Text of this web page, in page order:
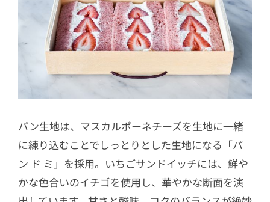
パン生地は、マスカルポーネチーズを生地に一緒
に練り込むことでしっとりとした生地になる「パ
ン ド ミ」を採用。いちごサンドイッチには、鮮や
かな色合いのイチゴを使用し、華やかな断面を演